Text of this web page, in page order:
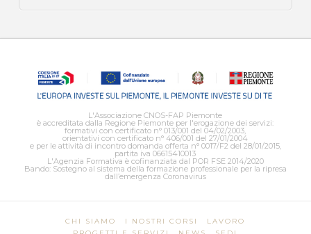
L'Associazione CNOS-FAP Piemonte
è accreditata dalla Regione Piemonte per l'erogazione dei servizi:
formativi con certificato n° 013/001 del 04/02/2003,
orientativi con certificato n° 406/001 del 27/01/2004
e per le attività di incontro domanda offerta n° 0017/F2 del 28/01/2015,
partita iva 06615410013
L'Agenzia Formativa è cofinanziata dal POR FSE 2014/2020
Bando: Sostegno al sistema della formazione professionale per la ripresa
dall’emergenza Coronavirus
CHI SIAMO I NOSTRI CORSI
LAVORO